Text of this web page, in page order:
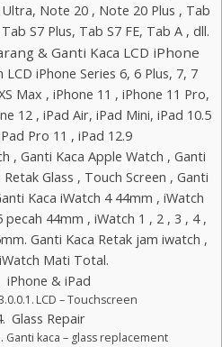
Ultra, Note 20 , Note 20 Plus , Tab
S7 Plus, Tab S7 FE, Tab A , dll.
& Ganti Kaca LCD iPhone
LCD iPhone Series 6, 6 Plus, 7, 7
Max , iPhone 11 , iPhone 11 Pro,
12 , iPad Air, iPad Mini, iPad 10.5
Pro 11 , iPad 12.9
, Ganti Kaca Apple Watch , Ganti
Glass , Touch Screen , Ganti
Kaca iWatch 4 44mm , iWatch
44mm , iWatch 1 , 2 , 3 , 4 ,
Ganti Kaca Retak jam iwatch ,
Mati Total.
iPhone & iPad
LCD – Touchscreen
Glass Repair
Ganti kaca – glass replacement